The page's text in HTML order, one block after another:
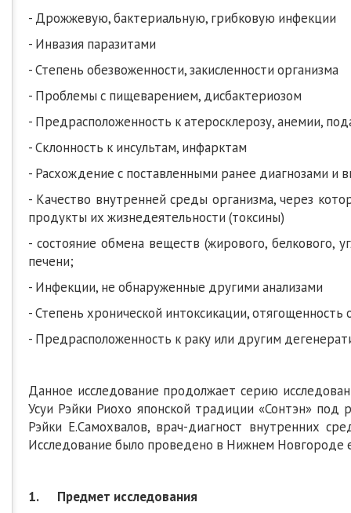
- Дрожжевую, бактериальную, грибковую инфекции
- Инвазия паразитами
- Степень обезвоженности, закисленности организма
- Проблемы с пищеварением, дисбактериозом
- Предрасположенность к атеросклерозу, анемии,
- Склонность к инсультам, инфарктам
- Расхождение с поставленными ранее диагнозами и
- Качество внутренней среды организма, через
продукты их жизнедеятельности (токсины)
- состояние обмена веществ (жирового, белкового,
печени;
- Инфекции, не обнаруженные другими анализами
- Степень хронической интоксикации,
- Предрасположенность к раку или другим
Данное исследование продолжает серию
Усуи Рэйки Риохо японской традиции «Сонтэн» под
Рэйки Е.Самохвалов, врач-диагност внутренних
Исследование было проведено в Нижнем Новгороде
1. Предмет исследования